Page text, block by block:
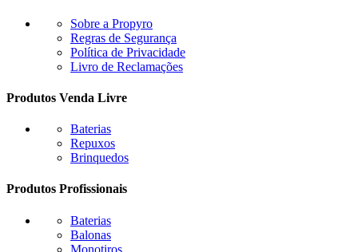
Sobre a Propyro
Regras de Segurança
Política de Privacidade
Livro de Reclamações
Produtos Venda Livre
Baterias
Repuxos
Brinquedos
Produtos Profissionais
Baterias
Balonas
Monotiros